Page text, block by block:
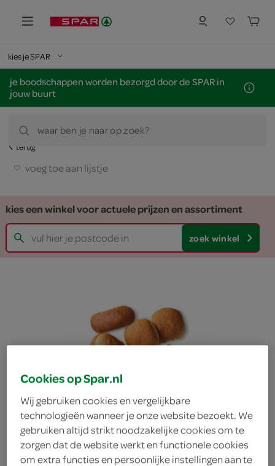
kies je SPAR
je boodschappen worden bezorgd door de SPAR in
jouw buurt
waar ben je naar op zoek?
terug
voeg toe aan lijstje
kies een winkel voor actuele prijzen en assortiment
zoek winkel
Cookies op Spar.nl
Wij gebruiken cookies en vergelijkbare
technologieën wanneer je onze website bezoekt. We
gebruiken altijd strikt noodzakelijke cookies om te
zorgen dat de website werkt en functionele cookies
om extra functies en persoonlijke instellingen aan te